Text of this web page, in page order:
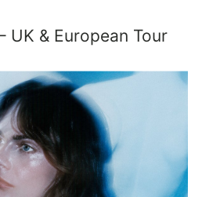
UK & European Tour